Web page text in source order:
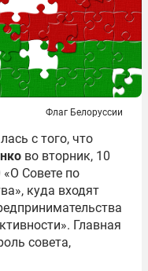
Флаг Белоруссии
с того, что
во вторник, 10
Совете по
куда входят
Главная
совета,